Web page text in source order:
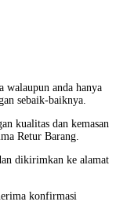
anda hanya
sebaik-baiknya.
kualitas dan kemasan
Retur Barang.
dikirimkan ke alamat
konfirmasi